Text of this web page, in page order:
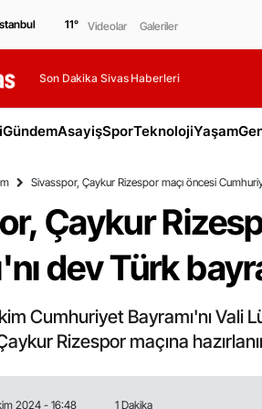
11° Videolar Galeriler
Son Dakika Sivas Haberleri
GündemAsayişSporTeknolojiYaşam
Sivasspor, Çaykur Rizespor maçı öncesi
Çaykur
dev Türk
Cumhuriyet Bayramı'nı
Rizespor maçına
2024 - 16:48
1 Dakika